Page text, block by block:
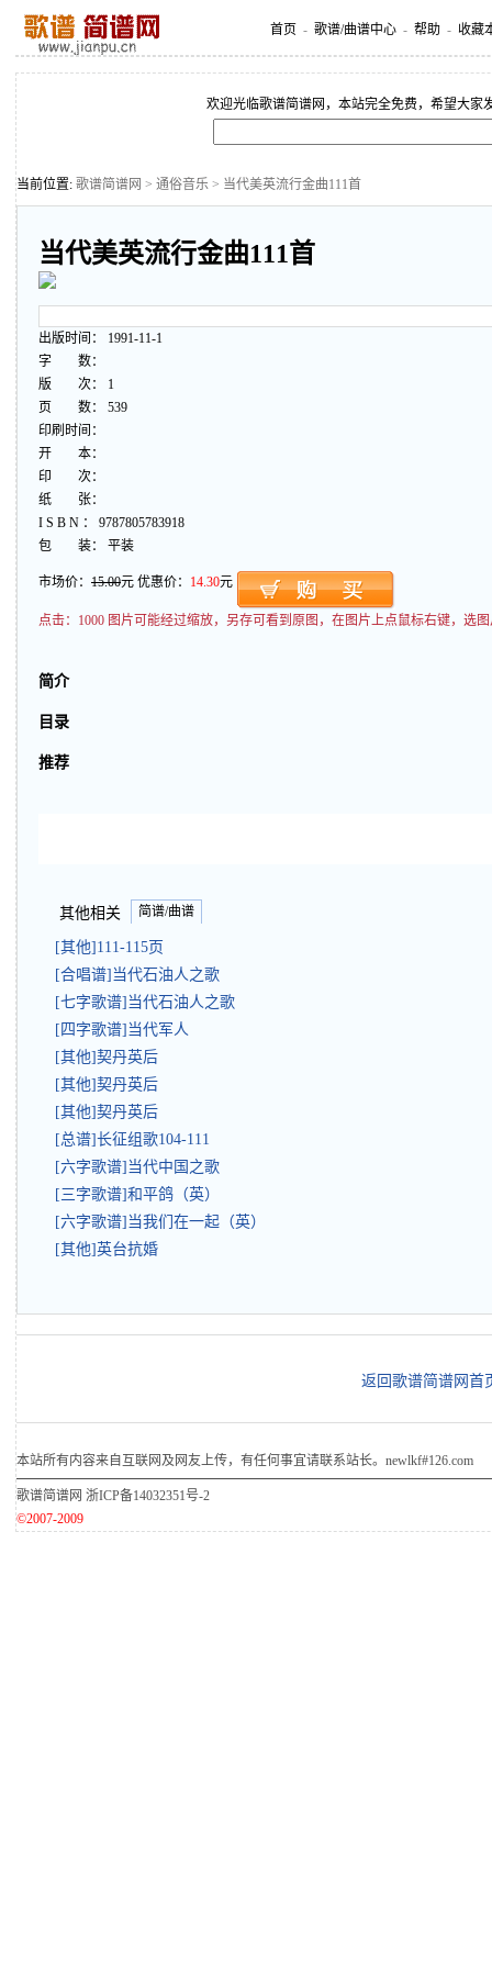
首页 - 歌谱/曲谱中心 - 帮助 - 收藏
欢迎光临歌谱简谱网，本站完全免费，希望大家
当前位置: 歌谱简谱网 > 通俗音乐 > 当代美英流行金曲111首
当代美英流行金曲111首
出版时间： 1991-11-1
字 数：
版 次： 1
页 数： 539
印刷时间：
开 本：
印 次：
纸 张：
I S B N ： 9787805783918
包 装： 平装
市场价： 15.00元 优惠价： 14.30元
点击： 1000 图片可能经过缩放，另存可看到原图，在图片上点鼠标右键，选
简介
目录
推荐
其他相关 简谱/曲谱
[其他]111-115页
[合唱谱]当代石油人之歌
[七字歌谱]当代石油人之歌
[四字歌谱]当代军人
[其他]契丹英后
[其他]契丹英后
[其他]契丹英后
[总谱]长征组歌104-111
[六字歌谱]当代中国之歌
[三字歌谱]和平鸽（英）
[六字歌谱]当我们在一起（英）
[其他]英台抗婚
返回歌谱简谱网首
本站所有内容来自互联网及网友上传，有任何事宜请联系站长。newlkf#126.com
歌谱简谱网 浙ICP备14032351号-2
©2007-2009